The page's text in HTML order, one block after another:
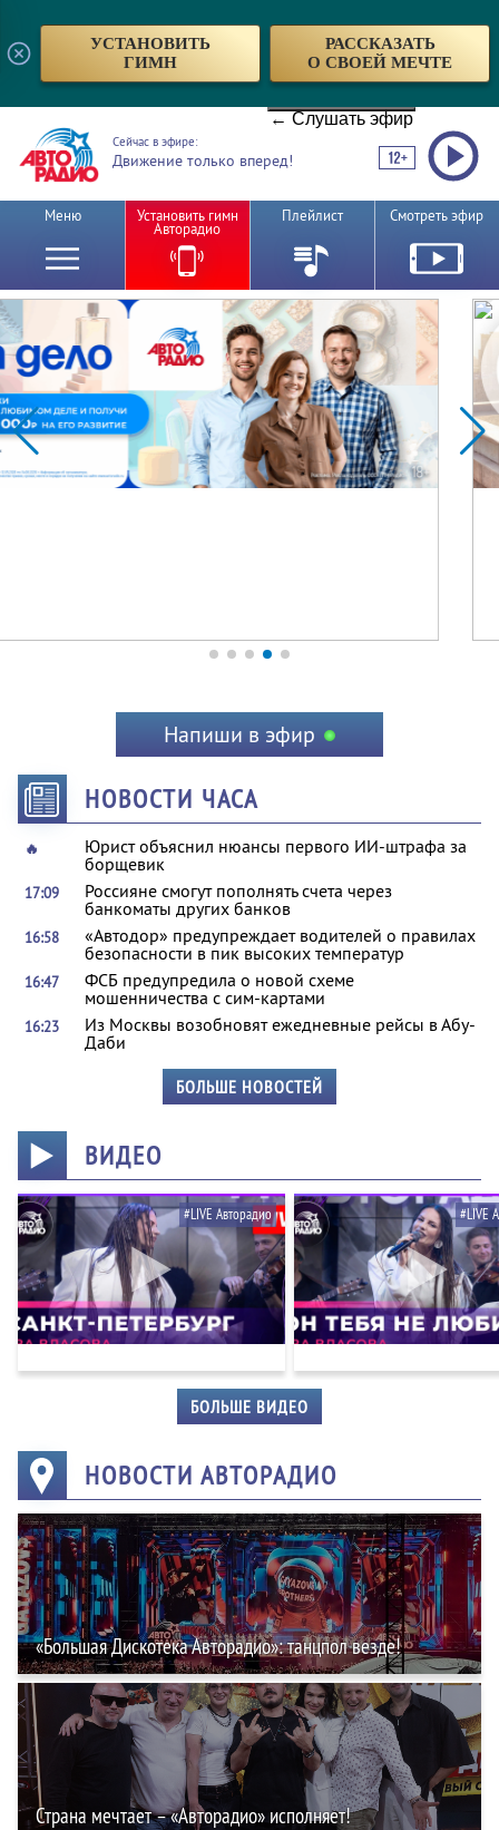
УСТАНОВИТЬ
ГИМН
РАССКАЗАТЬ
О СВОЕЙ МЕЧТЕ
← Слушать эфир
Сейчас в эфире:
Движение только вперед!
Меню Установить гимн
Авторадио
Плейлист Смотреть эфир
Напиши в эфир
НОВОСТИ ЧАСА
🔥
Юрист объяснил нюансы первого ИИ-штрафа за
борщевик
17:09
Россияне смогут пополнять счета через
банкоматы других банков
16:58
«Автодор» предупреждает водителей о правилах
безопасности в пик высоких температур
16:47
ФСБ предупредила о новой схеме
мошенничества с сим-картами
16:23
Из Москвы возобновят ежедневные рейсы в Абу-
Даби
БОЛЬШЕ НОВОСТЕЙ
ВИДЕО
#LIVE Авторадио #LIVE
БОЛЬШЕ ВИДЕО
НОВОСТИ АВТОРАДИО
«Большая Дискотека Авторадио»: танцпол везде!
Страна мечтает – «Авторадио» исполняет!